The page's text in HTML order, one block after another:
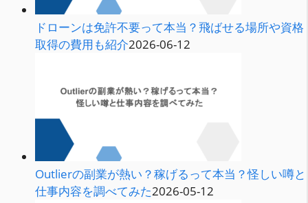
ドローンは免許不要って本当？飛ばせる場所や資格
取得の費用も紹介2026-06-12
Outlierの副業が熱い？稼げるって本当？怪しい噂と
仕事内容を調べてみた2026-05-12